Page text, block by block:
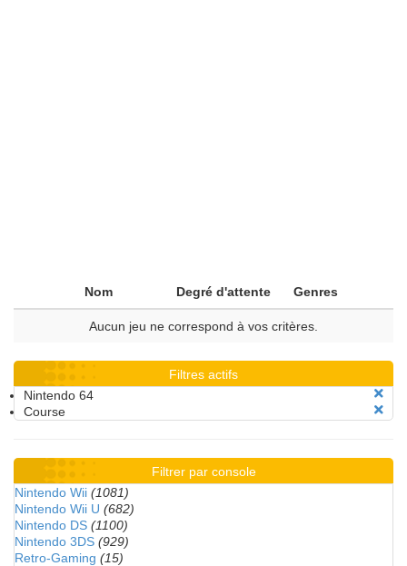
Nom Degré d'attente Genres
Aucun jeu ne correspond à vos critères.
Filtres actifs
Nintendo 64
Course
Filtrer par console
Nintendo Wii (1081)
Nintendo Wii U (682)
Nintendo DS (1100)
Nintendo 3DS (929)
Retro-Gaming (15)